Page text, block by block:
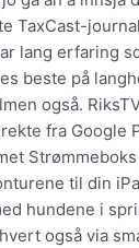
TaxCast-
lang erfaring
beste på
også.
fra Google
til din
hundene i
også via